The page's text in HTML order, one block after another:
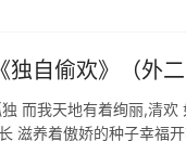
自偷欢》（外二
而我天地有着绚丽,清
滋养着傲娇的种子幸福